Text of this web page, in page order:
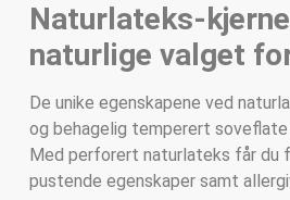
Naturlateks-
naturlige valget
De unike egenskapene ved
og behagelig temperert
Med perforert naturlateks får du
pustende egenskaper samt